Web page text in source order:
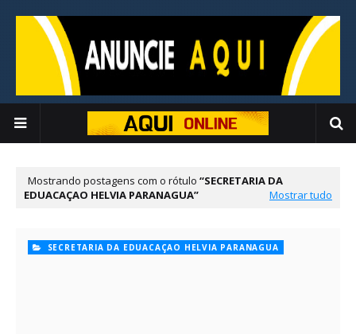
Mostrando postagens com o rótulo
SECRETARIA DA
EDUACAÇAO HELVIA PARANAGUA
Mostrar tudo
SECRETARIA DA EDUACAÇAO HELVIA PARANAGUA